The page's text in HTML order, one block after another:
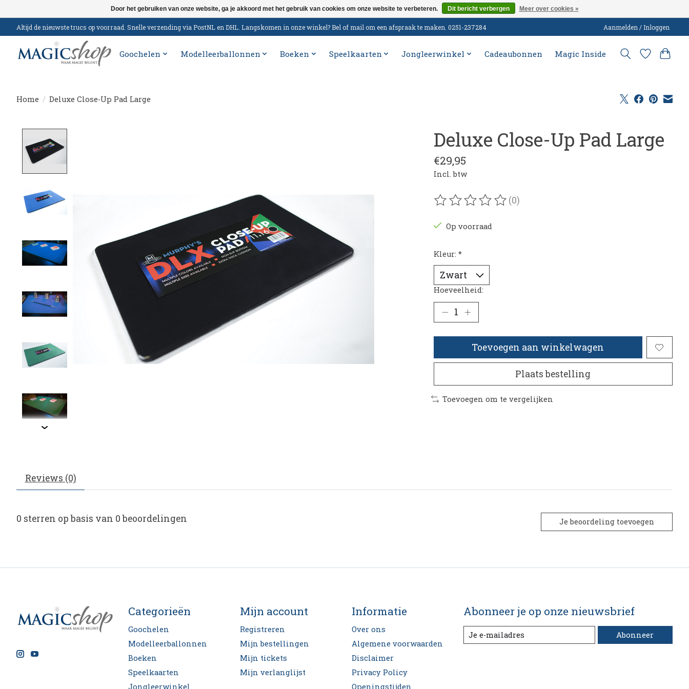
Altijd de nieuwste trucs op voorraad. Snelle verzending via PostNL en DHL. Langskomen in onze winkel? Bel of mail om een afspraak te maken. 0251-237284 Aanmelden / Inloggen
Goochelen Modelleerballonnen Boeken Speelkaarten Jongleerwinkel Cadeaubonnen Magic Inside
Home / Deluxe Close-Up Pad Large
Deluxe Close-Up Pad Large
€29,95
Incl. btw
De beoordeling van dit product is
(0)
Op voorraad
Kleur: *
Hoeveelheid:
Toevoegen aan winkelwagen
Plaats bestelling
Toevoegen om te vergelijken
Reviews (0)
0 sterren op basis van 0beoordelingen Je beoordeling toevoegen
Categorieën
Goochelen
Modelleerballonnen
Boeken
Speelkaarten
Jongleerwinkel
Mijn account
Registreren
Mijn bestellingen
Mijn tickets
Mijn verlanglijst
Informatie
Over ons
Algemene voorwaarden
Disclaimer
Privacy Policy
Openingstijden
Abonneer je op onze nieuwsbrief
Abonneer
Door het gebruiken van onze website, ga je akkoord met het gebruik van cookies om onze website te verbeteren. Dit bericht verbergen Meer over cookies »